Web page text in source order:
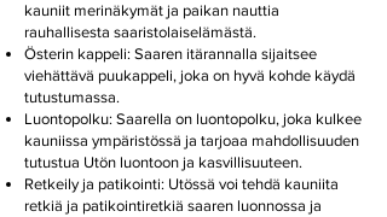
kauniit merinäkymät ja paikan nauttia
rauhallisesta saaristolaiselämästä.
Österin kappeli: Saaren itärannalla sijaitsee
viehättävä puukappeli, joka on hyvä kohde käydä
tutustumassa.
Luontopolku: Saarella on luontopolku, joka kulkee
kauniissa ympäristössä ja tarjoaa mahdollisuuden
tutustua Utön luontoon ja kasvillisuuteen.
Retkeily ja patikointi: Utössä voi tehdä kauniita
retkiä ja patikointiretkiä saaren luonnossa ja